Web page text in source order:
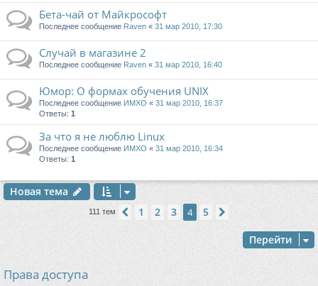
Бета-чай от Майкрософт
Последнее сообщение Raven « 31 мар 2010, 17:30
Случай в магазине 2
Последнее сообщение Raven « 31 мар 2010, 16:40
Юмор: О формах обучения UNIX
Последнее сообщение ИМХО « 31 мар 2010, 16:37
Ответы: 1
За что я не люблю Linux
Последнее сообщение ИМХО « 31 мар 2010, 16:34
Ответы: 1
Новая тема
111 тем Пред.
1 2 3 4 5
Перейти
Права доступа